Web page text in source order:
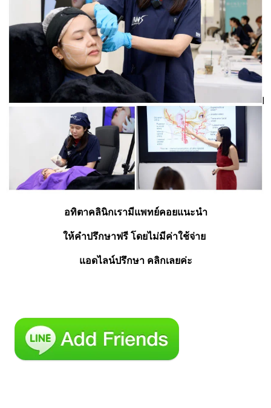
อทิตาคลินิกเรามีแพทย์คอยแนะนำ
ให้คำปรึกษาฟรี โดยไม่มีค่าใช้จ่าย
แอดไลน์ปรึกษา คลิกเลยค่ะ